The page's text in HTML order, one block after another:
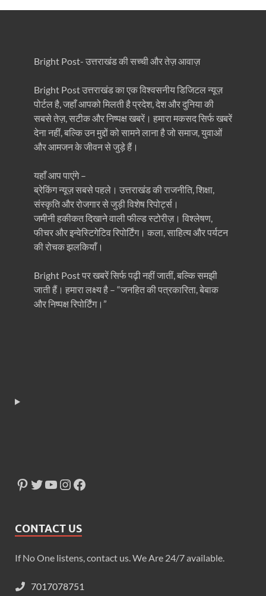
Bright Post- उत्तराखंड की सच्ची और तेज़ आवाज़
Bright Post उत्तराखंड का एक विश्वसनीय डिजिटल न्यूज़
पोर्टल है, जहाँ आपको मिलती है प्रदेश, देश और दुनिया की
सबसे तेज़, सटीक और निष्पक्ष खबरें। हमारा मकसद सिर्फ खबरें
देना नहीं, बल्कि उन मुद्दों को सामने लाना है जो समाज, युवाओं
और आमजन के जीवन से जुड़े हैं।
यहाँ आप पाएंगे –
ब्रेकिंग न्यूज़ सबसे पहले। उत्तराखंड की राजनीति, शिक्षा,
संस्कृति और रोजगार से जुड़ी विशेष रिपोर्ट्स।
जमीनी हकीकत दिखाने वाली फील्ड स्टोरीज़। विश्लेषण,
फीचर और इन्वेस्टिगेटिव रिपोर्टिंग। कला, साहित्य और पर्यटन
की रोचक झलकियाँ।
Bright Post पर खबरें सिर्फ पढ़ी नहीं जातीं, बल्कि समझी
जाती हैं। हमारा लक्ष्य है – “जनहित की पत्रकारिता, बेबाक
और निष्पक्ष रिपोर्टिंग।”
CONTACT US
If No One listens, contact us. We Are 24/7 available.
7017078751